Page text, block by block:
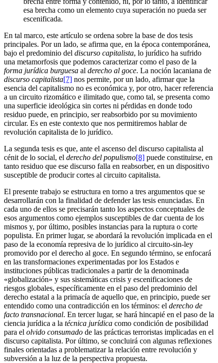
esa brecha como un elemento cuya superación no pueda ser
escenificada.
En tal marco, este artículo se ordena sobre la base de dos tesis
principales. Por un lado, se afirma que, en la época contemporánea,
bajo el predominio del discurso capitalista, lo jurídico ha sufrido
una metamorfosis que podemos caracterizar como el paso de la
forma jurídica burguesa al derecho al goce. La noción lacaniana de
discurso capitalista[7] nos permite, por un lado, afirmar que la
esencia del capitalismo no es económica y, por otro, hacer referencia
a un circuito rizomático e ilimitado que, como tal, se presenta como
una superficie ideológica sin cortes ni pérdidas en donde todo
residuo puede, en principio, ser reabsorbido por su movimiento
circular. Es en este contexto que nos permitiremos hablar de
revolución capitalista de lo jurídico.
La segunda tesis es que, ante el ascenso del discurso capitalista al
cénit de lo social, el derecho del populismo[8] puede constituirse, en
tanto residuo que ese discurso falla en reabsorber, en un dispositivo
susceptible de producir cortes al circuito capitalista.
El presente trabajo se estructura en torno a tres argumentos que se
desarrollarán con la finalidad de defender las tesis enunciadas. En
cada uno de ellos se precisarán tanto los aspectos conceptuales de
esos argumentos como ejemplos susceptibles de dar cuenta de los
mismos y, por último, posibles instancias para la ruptura o corte
populista. En primer lugar, se abordará la revolución implicada en el
paso de la economía represiva de lo jurídico al circuito-sin-ley
promovido por el derecho al goce. En segundo término, se enfocará
en las transformaciones experimentadas por los Estados e
instituciones públicas tradicionales a partir de la denominada
«globalización» y sus sistemáticas crisis y escenificaciones de
riesgos globales, específicamente en el paso del predominio del
derecho estatal a la primacía de aquello que, en principio, puede ser
entendido como una contradicción en los términos: el derecho de
facto transnacional. En tercer lugar, se hará hincapié en el paso de la
ciencia jurídica a la técnica jurídica como condición de posibilidad
para el olvido consumado de las prácticas terroristas implicadas en el
discurso capitalista. Por último, se concluirá con algunas reflexiones
finales orientadas a problematizar la relación entre revolución y
subversión a la luz de la perspectiva propuesta.